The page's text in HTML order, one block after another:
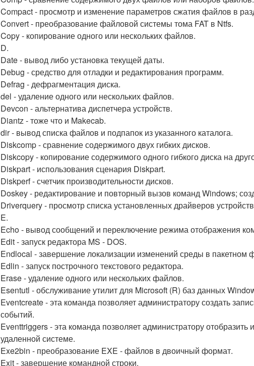
Compact - просмотр и изменение параметров сжатия файлов в
Convert - преобразование файловой системы тома FAT в Ntfs.
Copy - копирование одного или нескольких файлов.
D.
Date - вывод либо установка текущей даты.
Debug - средство для отладки и редактирования программ.
Defrag - дефрагментация диска.
del - удаление одного или нескольких файлов.
Devcon - альтернатива диспетчера устройств.
Diantz - тоже что и Makecab.
dir - вывод списка файлов и подпапок из указанного каталога.
Diskcomp - сравнение содержимого двух гибких дисков.
Diskcopy - копирование содержимого одного гибкого диска на
Diskpart - использования сценария Diskpart.
Diskperf - счетчик производительности дисков.
Doskey - редактирование и повторный вызов команд Windows;
Driverquery - просмотр списка установленных драйверов
E.
Echo - вывод сообщений и переключение режима отображения
Edit - запуск редактора MS - DOS.
Endlocal - завершение локализации изменений среды в пакетном
Edlin - запуск построчного текстового редактора.
Erase - удаление одного или нескольких файлов.
Esentutl - обслуживание утилит для Microsoft (R) баз данных
Eventcreate - эта команда позволяет администратору создать
событий.
Eventtriggers - эта команда позволяет администратору
удаленной системе.
Exe2bin - преобразование EXE - файлов в двоичный формат.
Exit - завершение командной строки.